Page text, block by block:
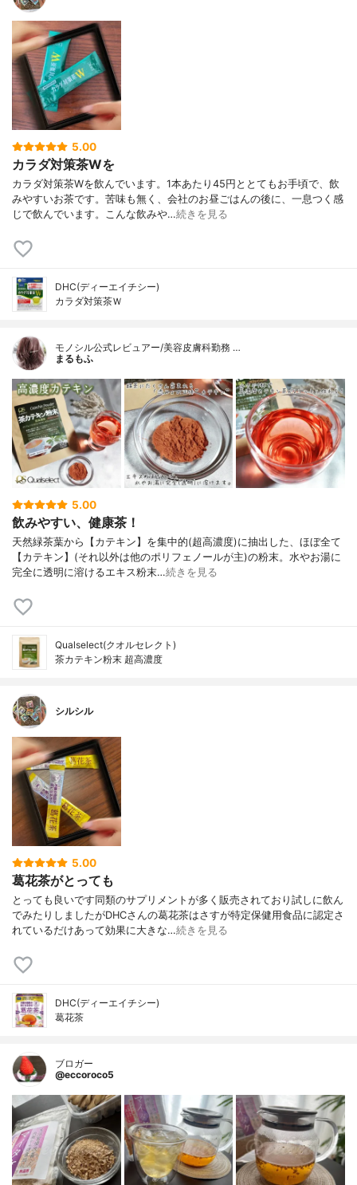
5.00
カラダ対策茶Wを
カラダ対策茶Wを飲んでいます。1本あたり45円ととてもお手頃で、飲
みやすいお茶です。苦味も無く、会社のお昼ごはんの後に、一息つく感
じで飲んでいます。こんな飲みや…続きを見る
DHC(ディーエイチシー)
カラダ対策茶Ｗ
モノシル公式レビュアー/美容皮膚科勤務 …
まるもふ
5.00
飲みやすい、健康茶！
天然緑茶葉から【カテキン】を集中的(超高濃度)に抽出した、ほぼ全て
【カテキン】(それ以外は他のポリフェノールが主)の粉末。水やお湯に
完全に透明に溶けるエキス粉末…続きを見る
Qualselect(クオルセレクト)
茶カテキン粉末 超高濃度
シルシル
5.00
葛花茶がとっても
とっても良いです同類のサプリメントが多く販売されており試しに飲ん
でみたりしましたがDHCさんの葛花茶はさすが特定保健用食品に認定さ
れているだけあって効果に大きな…続きを見る
DHC(ディーエイチシー)
葛花茶
ブロガー
@eccoroco5